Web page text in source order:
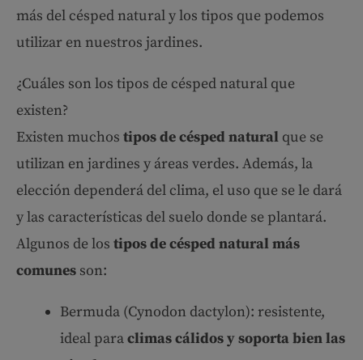
más del césped natural y los tipos que podemos
utilizar en nuestros jardines.
¿Cuáles son los tipos de césped natural que
existen?
Existen muchos tipos de césped natural que se
utilizan en jardines y áreas verdes. Además, la
elección dependerá del clima, el uso que se le dará
y las características del suelo donde se plantará.
Algunos de los tipos de césped natural más
comunes son:
Bermuda (Cynodon dactylon): resistente,
ideal paraclimas cálidos y soporta bien las